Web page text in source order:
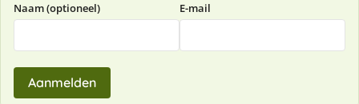
Naam (optioneel) E-mail
Aanmelden